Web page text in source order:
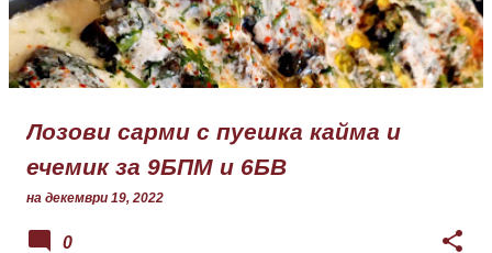
Лозови сарми с пуешка кайма и
ечемик за 9БПМ и 6БВ
на декември 19, 2022
0